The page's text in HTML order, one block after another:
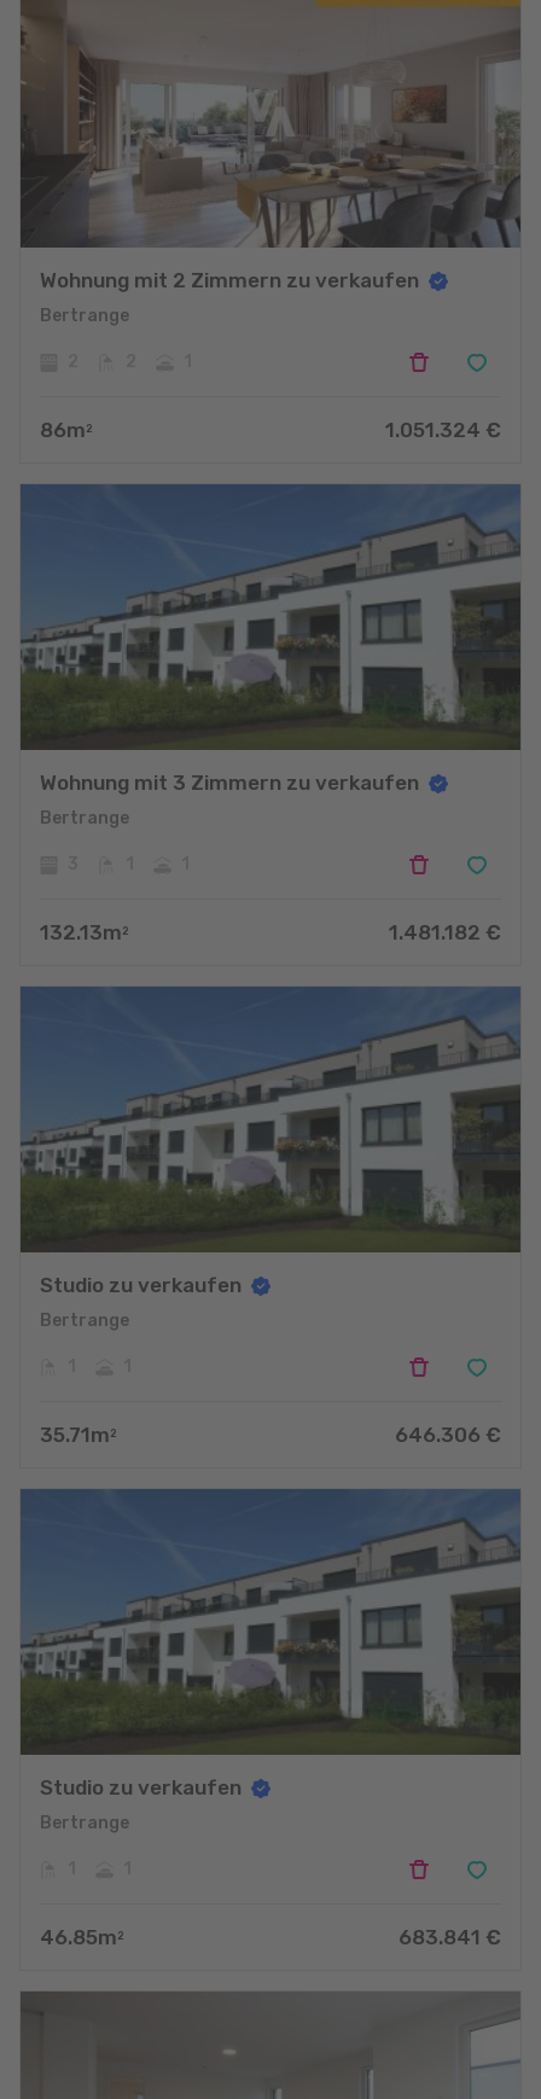
Wohnung mit 2 Zimmern zu verkaufen
Bertrange
86m 2 1.051.324 €
Wohnung mit 3 Zimmern zu verkaufen
Bertrange
132.13m 2 1.481.182 €
Studio zu verkaufen
Bertrange
35.71m 2 646.306 €
Studio zu verkaufen
Bertrange
46.85m 2 683.841 €